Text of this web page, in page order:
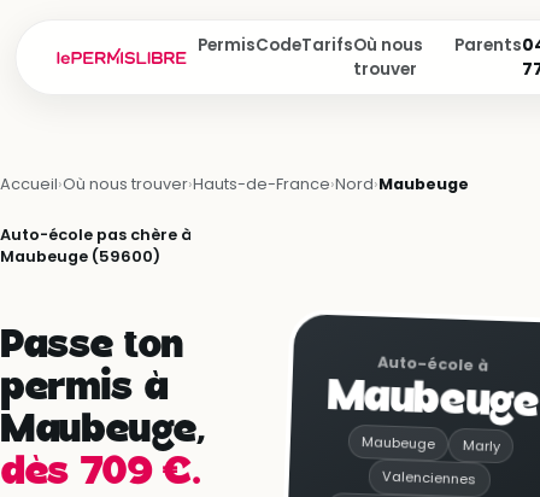
PermisCodeTarifsOù nous
trouver
Parents
Accueil›Où nous trouver›Hauts-de-France›Nord›Maubeuge
Auto-école pas chère à
Maubeuge (59600)
Passe ton
permis à
Maubeuge,
dès 709 €.
Auto-école à
Maubeuge
Maubeuge Marly
Valenciennes